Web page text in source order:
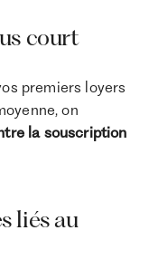
court
premiers loyers
on
la souscription
liés au